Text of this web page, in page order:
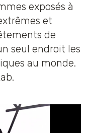
exposés à
et
de
seul endroit les
au monde.